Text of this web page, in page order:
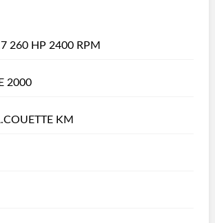
260 HP 2400 RPM
2000
KM